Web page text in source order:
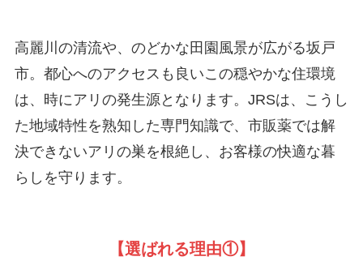
高麗川の清流や、のどかな田園風景が広がる坂戸
市。都心へのアクセスも良いこの穏やかな住環境
は、時にアリの発生源となります。JRSは、こうし
た地域特性を熟知した専門知識で、市販薬では解
決できないアリの巣を根絶し、お客様の快適な暮
らしを守ります。
【選ばれる理由①】